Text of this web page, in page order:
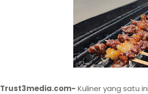
Trust3media.com- Kuliner yang satu